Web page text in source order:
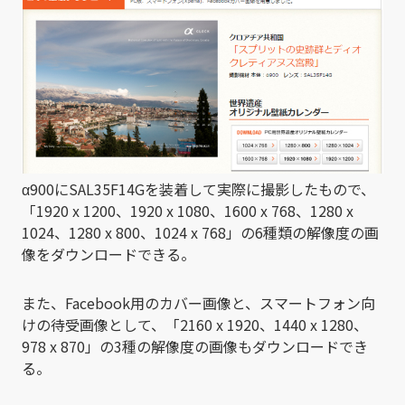
α900にSAL35F14Gを装着して実際に撮影したもので、
「1920 x 1200、1920 x 1080、1600 x 768、1280 x
1024、1280 x 800、1024 x 768」の6種類の解像度の画
像をダウンロードできる。
また、Facebook用のカバー画像と、スマートフォン向
けの待受画像として、「2160 x 1920、1440 x 1280、
978 x 870」の3種の解像度の画像もダウンロードでき
る。